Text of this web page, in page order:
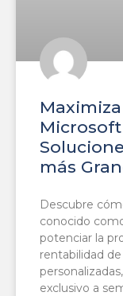
Microsoft
más
Descubre
conocido
potenciar la
rentabilidad
exclusivo a